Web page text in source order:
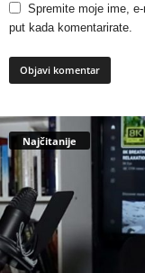
Spremite moje ime,
put kada komentarirate.
Najčitanije